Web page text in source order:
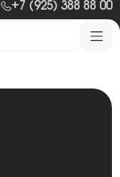
+7 (925) 388 88 00